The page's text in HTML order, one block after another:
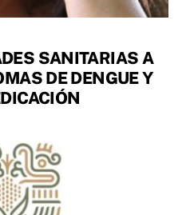
SANITARIAS A
DE DENGUE Y